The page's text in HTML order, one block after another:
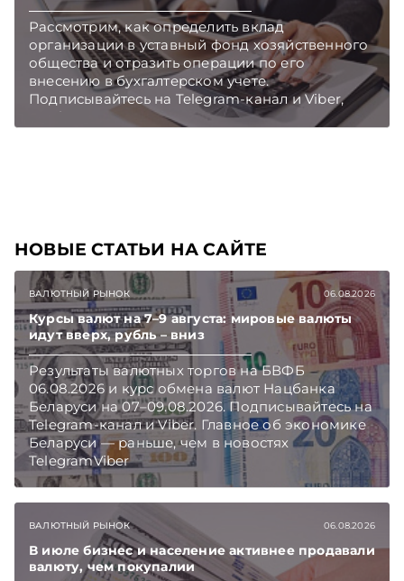
Рассмотрим, как определить вклад
организации в уставный фонд хозяйственного
общества и отразить операции по его
внесению в бухгалтерском учете.
Подписывайтесь на Telegram‑канал и Viber,
чтобы не пропускать новые статьи
НОВЫЕ СТАТЬИ НА САЙТЕ
ВАЛЮТНЫЙ РЫНОК 06.08.2026
Курсы валют на 7–9 августа: мировые валюты
идут вверх, рубль – вниз
Результаты валютных торгов на БВФБ
06.08.2026 и курс обмена валют Нацбанка
Беларуси на 07–09.08.2026. Подписывайтесь на
Telegram‑канал и Viber. Главное об экономике
Беларуси — раньше, чем в новостях
TelegramViber
ВАЛЮТНЫЙ РЫНОК 06.08.2026
В июле бизнес и население активнее продавали
валюту, чем покупалии